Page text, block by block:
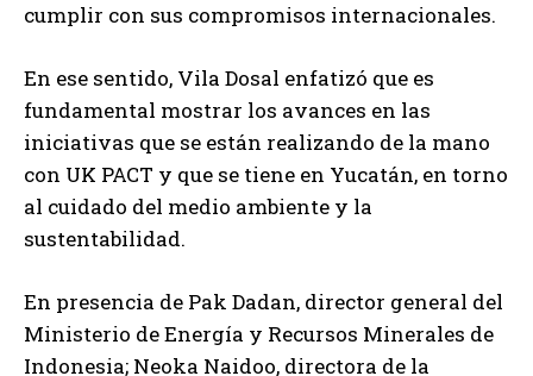
cumplir con sus compromisos internacionales.
En ese sentido, Vila Dosal enfatizó que es
fundamental mostrar los avances en las
iniciativas que se están realizando de la mano
con UK PACT y que se tiene en Yucatán, en torno
al cuidado del medio ambiente y la
sustentabilidad.
En presencia de Pak Dadan, director general del
Ministerio de Energía y Recursos Minerales de
Indonesia; Neoka Naidoo, directora de la